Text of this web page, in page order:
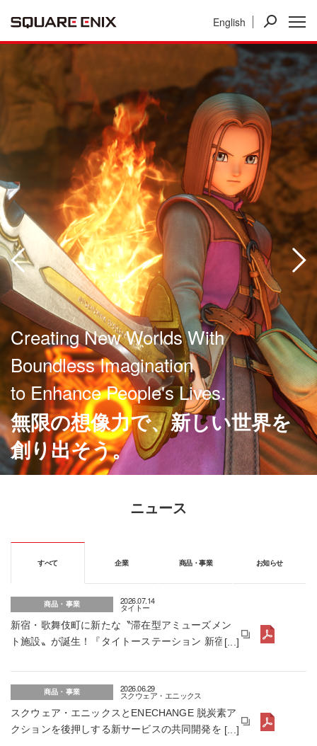
English
IR情報 事業紹介
Creating New Worlds With
Boundless Imagination
to Enhance People's Lives.
無限の想像力で、新しい世界を
創り出そう。
ニュース
すべて 企業 商品・事業 お知らせ
商品・事業 2026.07.14
タイトー
新宿・歌舞伎町に新たな〝滞在型アミューズメン
ト施設〟が誕生！『タイトーステーション 新宿歌
ンし、フロアが倍増！
商品・事業 2026.06.29
スクウェア・エニックス
スクウェア・エニックスとENECHANGE 脱炭素ア
クションを後押しする新サービスの共同開発をス